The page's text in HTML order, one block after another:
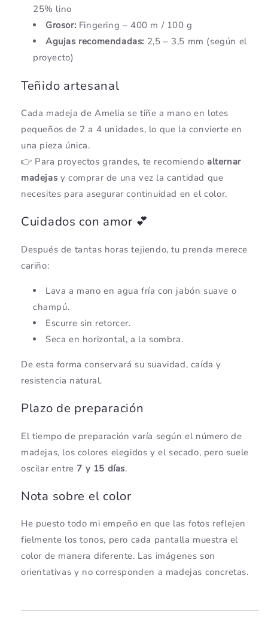
25% lino
Grosor: Fingering – 400 m / 100 g
Agujas recomendadas: 2,5 – 3,5 mm (según el
proyecto)
Teñido artesanal
Cada madeja de Amelia se tiñe a mano en lotes
pequeños de 2 a 4 unidades, lo que la convierte en
una pieza única.
👉 Para proyectos grandes, te recomiendoalternar
madejas y comprar de una vez la cantidad que
necesites para asegurar continuidad en el color.
Cuidados con amor 💕
Después de tantas horas tejiendo, tu prenda merece
cariño:
Lava a mano en agua fría con jabón suave o
champú.
Escurre sin retorcer.
Seca en horizontal, a la sombra.
De esta forma conservará su suavidad, caída y
resistencia natural.
Plazo de preparación
El tiempo de preparación varía según el número de
madejas, los colores elegidos y el secado, pero suele
oscilar entre 7 y 15 días.
Nota sobre el color
He puesto todo mi empeño en que las fotos reflejen
fielmente los tonos, pero cada pantalla muestra el
color de manera diferente. Las imágenes son
orientativas y no corresponden a madejas concretas.